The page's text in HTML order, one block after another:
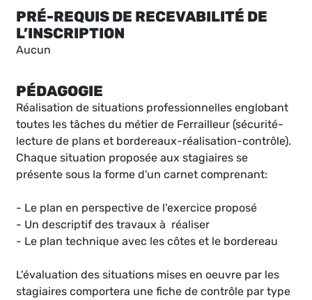
PRÉ-REQUIS DE RECEVABILITÉ DE
L’INSCRIPTION
Aucun
PÉDAGOGIE
Réalisation de situations professionnelles englobant
toutes les tâches du métier de Ferrailleur (sécurité-
lecture de plans et bordereaux-réalisation-contrôle).
Chaque situation proposée aux stagiaires se
présente sous la forme d'un carnet comprenant:
- Le plan en perspective de l'exercice proposé
- Un descriptif des travaux à réaliser
- Le plan technique avec les côtes et le bordereau
L'évaluation des situations mises en oeuvre par les
stagiaires comportera une fiche de contrôle par type